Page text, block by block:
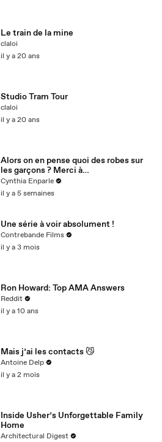
Le train de la mine
claloi
il y a 20 ans
Studio Tram Tour
claloi
il y a 20 ans
Alors on en pense quoi des robes sur
les garçons ? Merci à
@studio_paillette prêt*
Cynthia Enparle
il y a 5 semaines
Une série à voir absolument !
Contrebande Films
il y a 3 mois
Ron Howard: Top AMA Answers
Reddit
il y a 10 ans
Mais j’ai les contacts 😼
Antoine Delp
il y a 2 mois
Inside Usher’s Unforgettable Family
Home
Architectural Digest